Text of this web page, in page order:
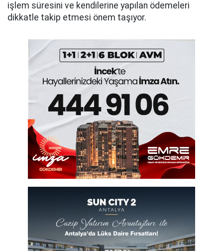
işlem süresini ve kendilerine yapılan ödemeleri
dikkatle takip etmesi önem taşıyor.